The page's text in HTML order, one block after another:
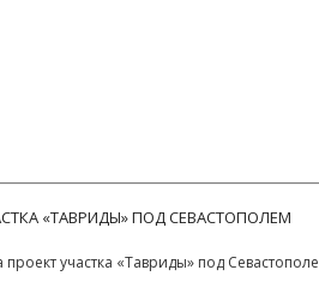
«ТАВРИДЫ» ПОД СЕВАСТОПОЛЕМ
проект участка «Тавриды» под